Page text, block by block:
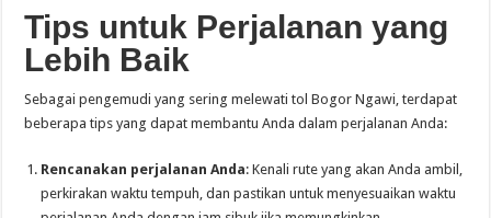
Tips untuk Perjalanan yang
Lebih Baik
Sebagai pengemudi yang sering melewati tol Bogor Ngawi, terdapat
beberapa tips yang dapat membantu Anda dalam perjalanan Anda:
Rencanakan perjalanan Anda: Kenali rute yang akan Anda ambil,
perkirakan waktu tempuh, dan pastikan untuk menyesuaikan waktu